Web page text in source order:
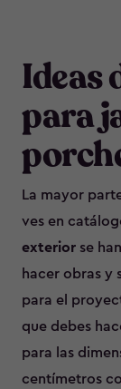
Ideas
para
La mayor
ves en
exterior se
hacer obras y
para el
que debes
para las
centímetros